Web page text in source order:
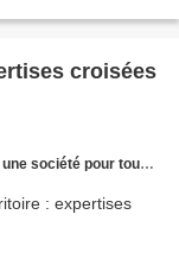
croisées
pour tous les âges